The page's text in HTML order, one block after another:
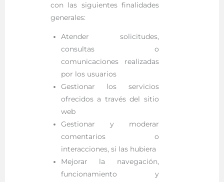
con las siguientes finalidades
generales:
Atender solicitudes,
consultas o
comunicaciones realizadas
por los usuarios
Gestionar los servicios
ofrecidos a través del sitio
web
Gestionar y moderar
comentarios o
interacciones, si las hubiera
Mejorar la navegación,
funcionamiento y